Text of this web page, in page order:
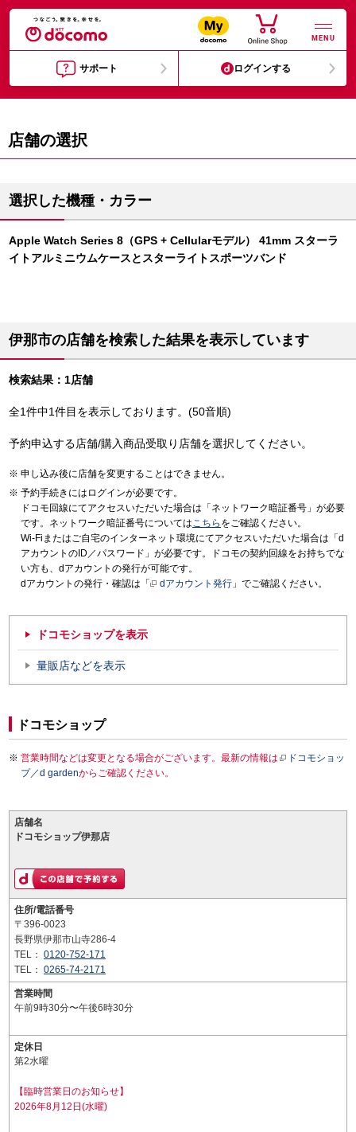
MENU
サポート ログインする
店舗の選択
選択した機種・カラー
Apple Watch Series 8（GPS + Cellularモデル） 41mm スターラ
イトアルミニウムケースとスターライトスポーツバンド
伊那市の店舗を検索した結果を表示しています
検索結果：1店舗
全1件中1件目を表示しております。(50音順)
予約申込する店舗/購入商品受取り店舗を選択してください。
申し込み後に店舗を変更することはできません。
予約手続きにはログインが必要です。
ドコモ回線にてアクセスいただいた場合は「ネットワーク暗証番号」が必要
です。ネットワーク暗証番号についてはこちら をご確認ください。
Wi-Fiまたはご自宅のインターネット環境にてアクセスいただいた場合は「d
アカウントのID／パスワード」が必要です。ドコモの契約回線をお持ちでな
い方も、dアカウントの発行が可能です。
dアカウントの発行・確認は「
dアカウント発行 」でご確認ください。
ドコモショップを表示
量販店などを表示
ドコモショップ
営業時間などは変更となる場合がございます。最新の情報は
ドコモショッ
プ／d gardenからご確認ください。
店舗名
ドコモショップ伊那店
住所/電話番号
〒396-0023
長野県伊那市山寺286-4
TEL： 0120-752-171
TEL： 0265-74-2171
営業時間
午前9時30分〜午後6時30分
定休日
第2水曜
【臨時営業日のお知らせ】
2026年8月12日(水曜)